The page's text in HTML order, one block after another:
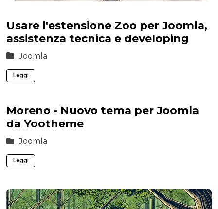
Usare l'estensione Zoo per Joomla,
assistenza tecnica e developing
Joomla
Leggi
Moreno - Nuovo tema per Joomla
da Yootheme
Joomla
Leggi